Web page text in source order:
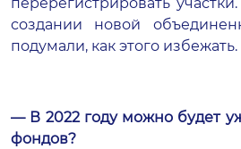
создании новой
подумали, как этого избежать.
— В 2022 году можно будет
фондов?